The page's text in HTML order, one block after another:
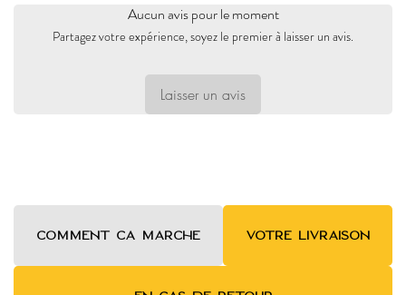
Aucun avis pour le moment
Partagez votre expérience, soyez le premier à laisser un avis.
Laisser un avis
COMMENT ca MARCHE VOTRE LIVRAISON